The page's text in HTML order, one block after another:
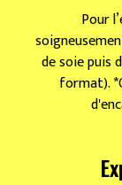
Pour
de soie puis
format).